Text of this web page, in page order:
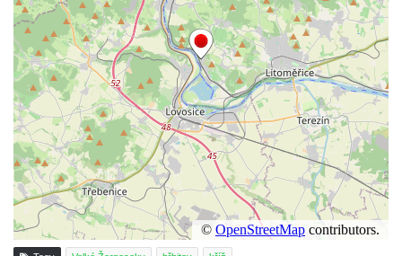
Boží muka na rozcestí východně od Chouče
Kříž na návsi v Lužici
Kříž na návsi v Dobrčicích
Kříž u domu čp. 3 v Chrámcích
Kříž u polní cesty severozápadně od Kozel
Údajný kříž na návsi v Kozlech
Centrální kříž hřbitova v Kozlech
Kříž východně od Oparna u cesty na Lovoš
Pamětní kříž na Lovoši